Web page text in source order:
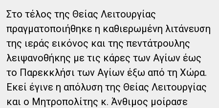
Στο τέλος της Θείας Λειτουργίας
πραγματοποιήθηκε η καθιερωμένη λιτάνευση
της ιεράς εικόνος και της πεντάτρουλης
λειψανοθήκης με τις κάρες των Αγίων έως
το Παρεκκλήσι των Αγίων έξω από τη Χώρα.
Εκεί έγινε η απόλυση της Θείας Λειτουργίας
και ο Μητροπολίτης κ. Άνθιμος μοίρασε